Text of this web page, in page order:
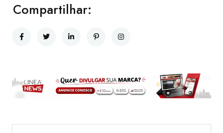
Compartilhar: